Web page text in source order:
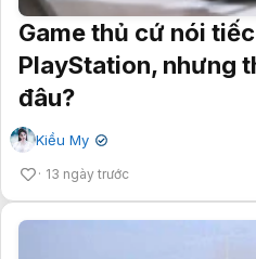
Game thủ cứ nói
PlayStation, nhưng
đâu?
Kiều My ✔
13 ngày trước